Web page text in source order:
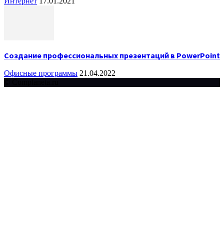
Создание профессиональных презентаций в PowerPoint
Офисные программы 21.04.2022